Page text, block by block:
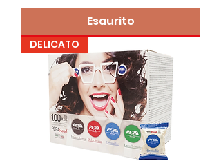
Esaurito
DELICATO